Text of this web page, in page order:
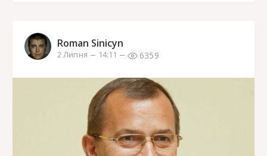
Roman Sinicyn
2 Липня 14:11 6359